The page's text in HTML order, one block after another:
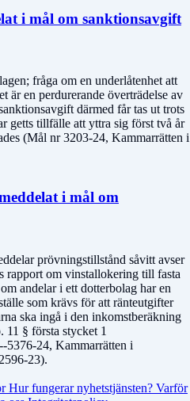
i mål om sanktionsavgift
fråga om en underlåtenhet att
är en perdurerande överträdelse av
därmed får tas ut trots
getts tillfälle att yttra sig först två år
(Mål nr 3203-24, Kammarrätten i
i mål om
prövningstillstånd såvitt avser
rapport om vinstallokering till fasta
andelar i ett dotterbolag har en
som krävs för att ränteutgifter
ska ingå i den inkomstberäkning
§ första stycket 1
5376-24, Kammarrätten i
23).
Hur fungerar nyhetstjänsten? Varför